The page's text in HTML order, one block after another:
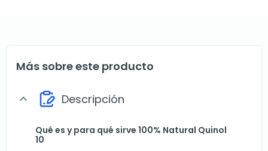
Más sobre este producto
expand_more Descripción
Qué es y para qué sirve 100% Natural Quinol
10